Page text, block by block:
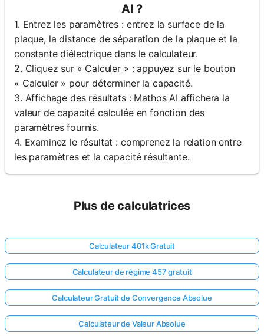
AI ?
1. Entrez les paramètres : entrez la surface de la
plaque, la distance de séparation de la plaque et la
constante diélectrique dans le calculateur.
2. Cliquez sur « Calculer » : appuyez sur le bouton
« Calculer » pour déterminer la capacité.
3. Affichage des résultats : Mathos AI affichera la
valeur de capacité calculée en fonction des
paramètres fournis.
4. Examinez le résultat : comprenez la relation entre
les paramètres et la capacité résultante.
Plus de calculatrices
Calculateur 401k Gratuit
Calculateur de régime 457 gratuit
Calculateur Gratuit de Convergence Absolue
Calculateur de Valeur Absolue